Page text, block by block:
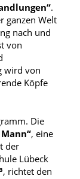
.
ganzen Welt
nach und
von
wird von
Köpfe
Die
, eine
der
Lübeck
, richtet den